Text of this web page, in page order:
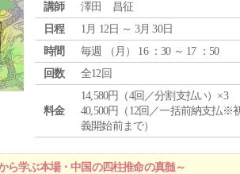
講師
澤田 昌征
日程
1月 12日 ～ 3月 30日
時間
毎週 （ 月 ） 16 ：30 ～ 17 ：50
回数
全12回
料金
14,580円（4回／分割支払い）×3
40,500円（12回／一括前納支払※
義開始前まで）
学ぶ本場・中国の四柱推命の真髄～